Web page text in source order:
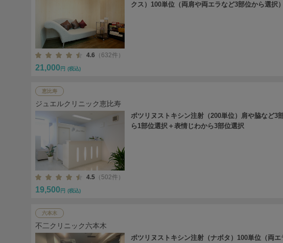
クス）100単位（両肩や両エラなど3部位から選択
4.6 （632件）
21,000 円 (税込)
恵比寿
ジュエルクリニック恵比寿
ボツリヌストキシン注射（200単位）肩や脇など3
ら1部位選択＋表情じわから3部位選択
4.5 （502件）
19,500 円 (税込)
六本木
不二クリニック六本木
ボツリヌストキシン注射（ナボタ）100単位（両エ